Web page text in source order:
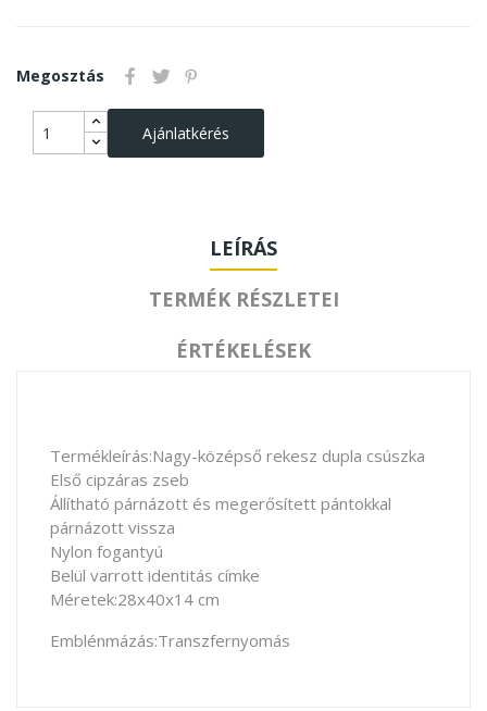
Megosztás
Ajánlatkérés
LEÍRÁS
TERMÉK RÉSZLETEI
ÉRTÉKELÉSEK
Termékleírás:Nagy-középső rekesz dupla csúszka
Első cipzáras zseb
Állítható párnázott és megerősített pántokkal
párnázott vissza
Nylon fogantyú
Belül varrott identitás címke
Méretek:28x40x14 cm
Emblénmázás:Transzfernyomás